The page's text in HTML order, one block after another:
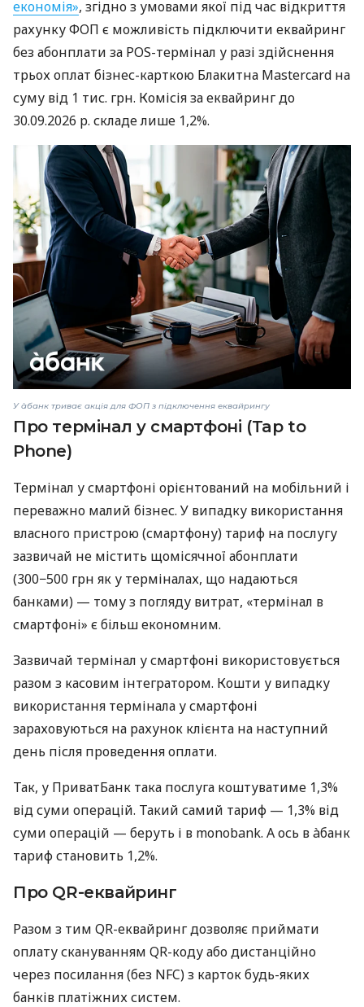
економія», згідно з умовами якої під час відкриття
рахунку ФОП є можливість підключити еквайринг
без абонплати за POS-термінал у разі здійснення
трьох оплат бізнес-карткою Блакитна Mastercard на
суму від 1 тис. грн. Комісія за еквайринг до
30.09.2026 р. складе лише 1,2%.
У àбанк триває акція для ФОП з підключення еквайрингу
Про термінал у смартфоні (Tap to
Phone)
Термінал у смартфоні орієнтований на мобільний і
переважно малий бізнес. У випадку використання
власного пристрою (смартфону) тариф на послугу
зазвичай не містить щомісячної абонплати
(300−500 грн як у терміналах, що надаються
банками) — тому з погляду витрат, «термінал в
смартфоні» є більш економним.
Зазвичай термінал у смартфоні використовується
разом з касовим інтегратором. Кошти у випадку
використання термінала у смартфоні
зараховуються на рахунок клієнта на наступний
день після проведення оплати.
Так, у ПриватБанк така послуга коштуватиме 1,3%
від суми операцій. Такий самий тариф — 1,3% від
суми операцій — беруть і в monobank. А ось в àбанк
тариф становить 1,2%.
Про QR-еквайринг
Разом з тим QR-еквайринг дозволяє приймати
оплату скануванням QR-коду або дистанційно
через посилання (без NFC) з карток будь-яких
банків платіжних систем.